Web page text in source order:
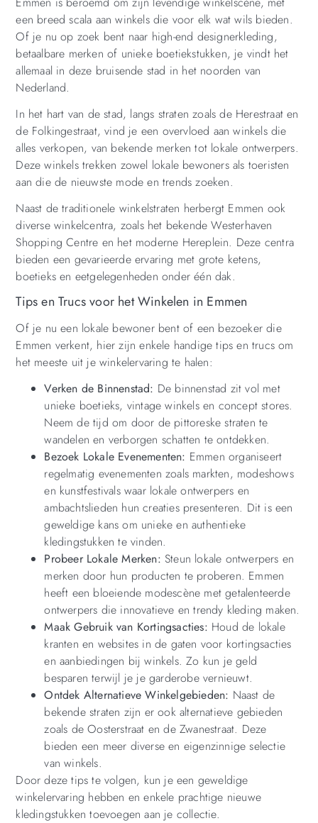
een breed scala aan winkels die voor elk wat wils bieden.
Of je nu op zoek bent naar high-end designerkleding,
betaalbare merken of unieke boetiekstukken, je vindt het
allemaal in deze bruisende stad in het noorden van
Nederland.
In het hart van de stad, langs straten zoals de Herestraat en
de Folkingestraat, vind je een overvloed aan winkels die
alles verkopen, van bekende merken tot lokale ontwerpers.
Deze winkels trekken zowel lokale bewoners als toeristen
aan die de nieuwste mode en trends zoeken.
Naast de traditionele winkelstraten herbergt Emmen ook
diverse winkelcentra, zoals het bekende Westerhaven
Shopping Centre en het moderne Hereplein. Deze centra
bieden een gevarieerde ervaring met grote ketens,
boetieks en eetgelegenheden onder één dak.
Tips en Trucs voor het Winkelen in Emmen
Of je nu een lokale bewoner bent of een bezoeker die
Emmen verkent, hier zijn enkele handige tips en trucs om
het meeste uit je winkelervaring te halen:
Verken de Binnenstad: De binnenstad zit vol met
unieke boetieks, vintage winkels en concept stores.
Neem de tijd om door de pittoreske straten te
wandelen en verborgen schatten te ontdekken.
Bezoek Lokale Evenementen: Emmen organiseert
regelmatig evenementen zoals markten, modeshows
en kunstfestivals waar lokale ontwerpers en
ambachtslieden hun creaties presenteren. Dit is een
geweldige kans om unieke en authentieke
kledingstukken te vinden.
Probeer Lokale Merken: Steun lokale ontwerpers en
merken door hun producten te proberen. Emmen
heeft een bloeiende modescène met getalenteerde
ontwerpers die innovatieve en trendy kleding maken.
Maak Gebruik van Kortingsacties: Houd de lokale
kranten en websites in de gaten voor kortingsacties
en aanbiedingen bij winkels. Zo kun je geld
besparen terwijl je je garderobe vernieuwt.
Ontdek Alternatieve Winkelgebieden: Naast de
bekende straten zijn er ook alternatieve gebieden
zoals de Oosterstraat en de Zwanestraat. Deze
bieden een meer diverse en eigenzinnige selectie
van winkels.
Door deze tips te volgen, kun je een geweldige
winkelervaring hebben en enkele prachtige nieuwe
kledingstukken toevoegen aan je collectie.